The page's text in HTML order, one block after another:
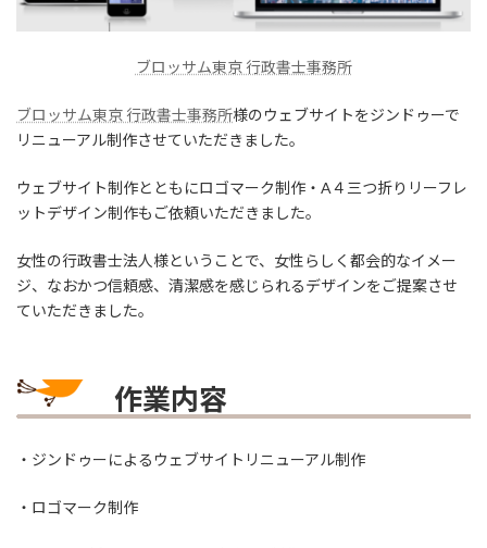
ブロッサム東京 行政書士事務所
ブロッサム東京 行政書士事務所様のウェブサイトをジンドゥーで
リニューアル制作させていただきました。
ウェブサイト制作とともにロゴマーク制作・A４三つ折りリーフレ
ットデザイン制作もご依頼いただきました。
女性の行政書士法人様ということで、女性らしく都会的なイメー
ジ、なおかつ信頼感、清潔感を感じられるデザインをご提案させ
ていただきました。
作業内容
・ジンドゥーによるウェブサイトリニューアル制作
・ロゴマーク制作